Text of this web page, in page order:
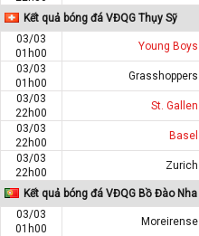
Kết quả bóng đá VĐQG Thụy Sỹ
03/03
01h00
Young Boys
03/03
01h00
Grasshoppers
03/03
22h00
St. Gallen
03/03
22h00
Basel
03/03
22h00
Zurich
Kết quả bóng đá VĐQG Bồ Đào Nha
03/03
01h00
Moreirense